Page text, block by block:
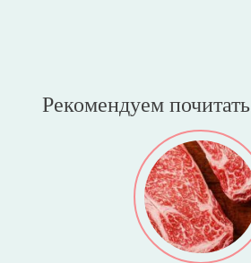
Рекомендуем почитать